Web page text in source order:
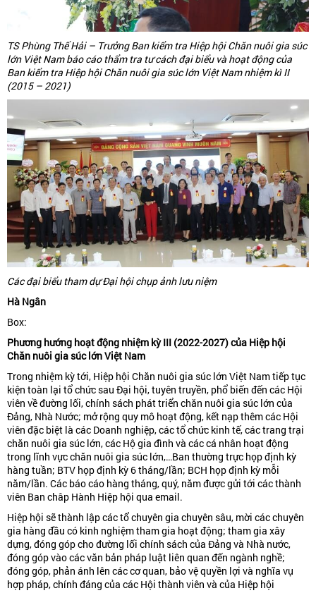
TS Phùng Thế Hải – Trưởng Ban kiểm tra Hiệp hội Chăn nuôi gia súc
lớn Việt Nam báo cáo thẩm tra tư cách đại biểu và hoạt động của
Ban kiểm tra Hiệp hội Chăn nuôi gia súc lớn Việt Nam nhiệm kì II
(2015 – 2021)
Các đại biểu tham dự Đại hội chụp ảnh lưu niệm
Hà Ngân
Box:
Phương hướng hoạt động nhiệm kỳ III (2022-2027) của Hiệp hội
Chăn nuôi gia súc lớn Việt Nam
Trong nhiệm kỳ tới, Hiệp hội Chăn nuôi gia súc lớn Việt Nam tiếp tục
kiện toàn lại tổ chức sau Đại hội, tuyên truyền, phổ biến đến các Hội
viên về đường lối, chính sách phát triển chăn nuôi gia súc lớn của
Đảng, Nhà Nước; mở rộng quy mô hoạt động, kết nạp thêm các Hội
viên đặc biệt là các Doanh nghiệp, các tổ chức kinh tế, các trang trại
chăn nuôi gia súc lớn, các Hộ gia đình và các cá nhân hoạt động
trong lĩnh vực chăn nuôi gia súc lớn,…Ban thường trực họp định kỳ
hàng tuần; BTV họp định kỳ 6 tháng/lần; BCH họp định kỳ mỗi
năm/lần. Các báo cáo hàng tháng, quý, năm được gửi tới các thành
viên Ban châp Hành Hiệp hội qua email.
Hiệp hội sẽ thành lập các tổ chuyên gia chuyên sâu, mời các chuyên
gia hàng đầu có kinh nghiệm tham gia hoạt động; tham gia xây
dựng, đóng góp cho đường lối chính sách của Đảng và Nhà nước,
đóng góp vào các văn bản pháp luật liên quan đến ngành nghề;
đóng góp, phản ánh lên các cơ quan, bảo vệ quyền lợi và nghĩa vụ
hợp pháp, chính đáng của các Hội thành viên và của Hiệp hội